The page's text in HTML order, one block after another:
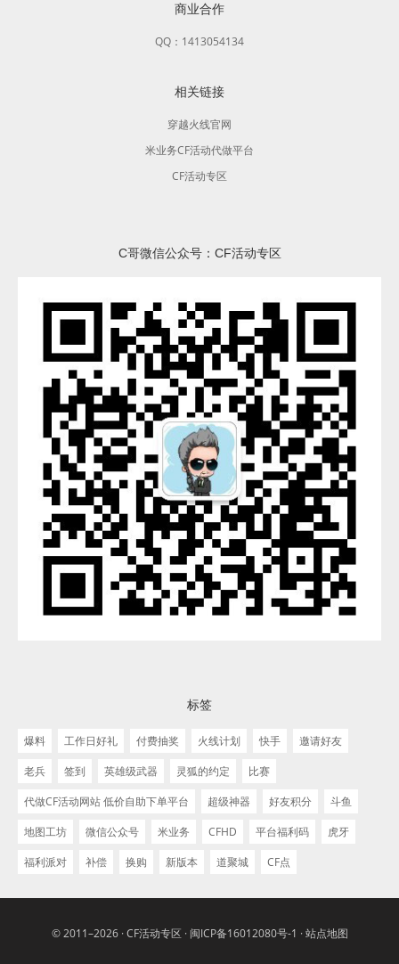
商业合作
QQ：1413054134
相关链接
穿越火线官网
米业务CF活动代做平台
CF活动专区
C哥微信公众号：CF活动专区
标签
爆料 工作日好礼 付费抽奖 火线计划 快手
邀请好友
老兵
签到 英雄级武器 灵狐的约定
比赛
代做CF活动网站 低价自助下单平台
超级神器 好友积分
斗鱼
地图工坊
微信公众号 米业务 CFHD 平台福利码
虎牙
福利派对
补偿 换购 新版本 道聚城 CF点
© 2011–2026 ·CF活动专区 · 闽ICP备16012080号-1 ·站点地图